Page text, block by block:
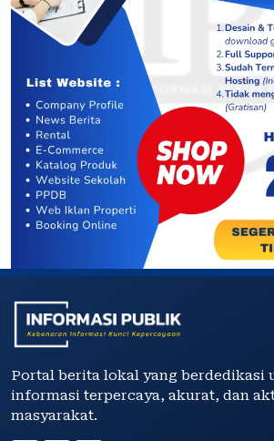
Portal berita lokal yang berdedikasi
informasi terpercaya, akurat, dan
masyarakat.